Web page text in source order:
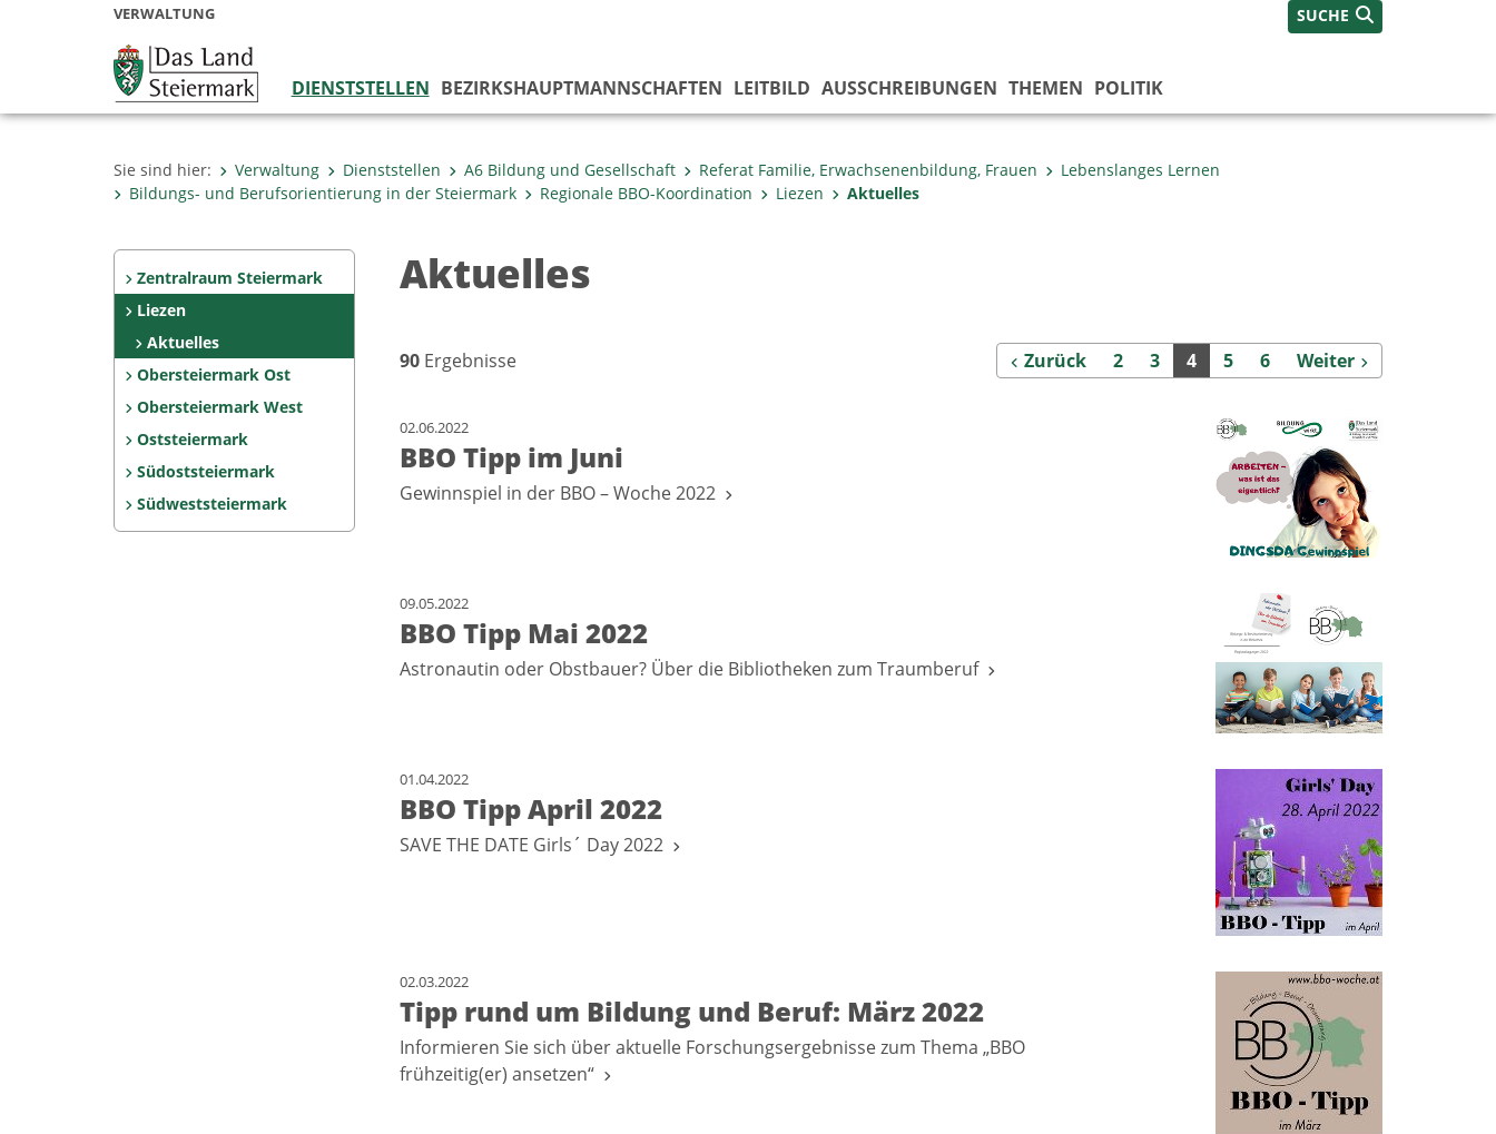
VERWALTUNG SUCHE
DIENSTSTELLEN BEZIRKS­HAUPTMANNSCHAFTEN LEITBILD AUSSCHREIBUNGEN THEMEN POLITIK
Sie sind hier: Verwaltung Dienststellen A6 Bildung und Gesellschaft Referat Familie, Erwachsenenbildung, Frauen
Lebenslanges Lernen
Bildungs- und Berufsorientierung in der Steiermark
Regionale BBO-Koordination Liezen Aktuelles
Zentralraum Steiermark
Liezen
Aktuelles
Obersteiermark Ost
Obersteiermark West
Oststeiermark
Südoststeiermark
Südweststeiermark
Aktuelles
90Ergebnisse Zurück
Zurück 2 3 4 5 6 Weiter
Weiter
02.06.2022
BBO Tipp im Juni
Gewinnspiel in der BBO – Woche 2022
09.05.2022
BBO Tipp Mai 2022
Astronautin oder Obstbauer? Über die Bibliotheken zum Traumberuf
01.04.2022
BBO Tipp April 2022
SAVE THE DATE Girls´ Day 2022
02.03.2022
Tipp rund um Bildung und Beruf: März 2022
Informieren Sie sich über aktuelle Forschungsergebnisse zum Thema „BBO
frühzeitig(er) ansetzen“